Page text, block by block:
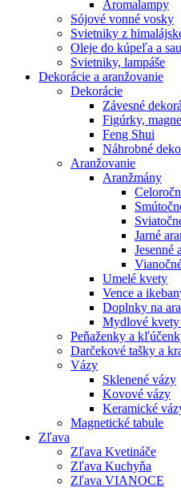
Aromalampy
Sójové vonné vosky
Svietniky z
Oleje do kúpeľa a
Svietniky, lampáše
Dekorácie a aranžovanie
Dekorácie
Závesné
Figúrky,
Feng Shui
Náhrobné
Aranžovanie
Aranžmány
Jarné
Jesenné
Umelé kvety
Vence a
Doplnky na
Mydlové
Peňaženky a
Darčekové tašky a
Vázy
Sklenené vázy
Kovové vázy
Keramické
Magnetické tabule
Zľava
Zľava Kvetináče
Zľava Kuchyňa
Zľava VIANOCE